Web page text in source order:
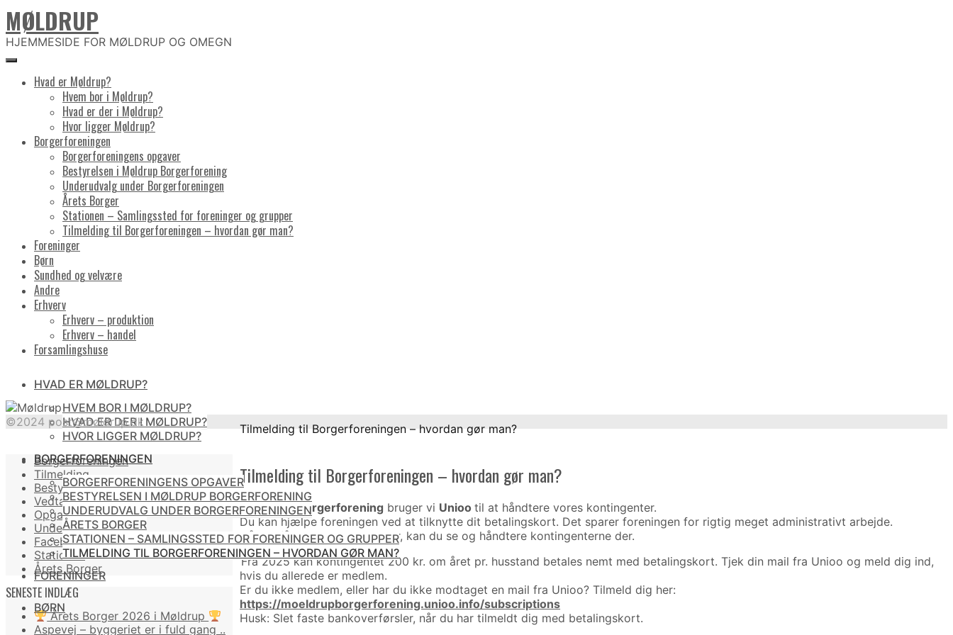
Skip
to
content
MØLDRUP
HJEMMESIDE FOR MØLDRUP OG OMEGN
Hvad er Møldrup?
Hvem bor i Møldrup?
Hvad er der i Møldrup?
Hvor ligger Møldrup?
Borgerforeningen
Borgerforeningens opgaver
Bestyrelsen i Møldrup Borgerforening
Underudvalg under Borgerforeningen
Årets Borger
Stationen – Samlingssted for foreninger og grupper
Tilmelding til Borgerforeningen – hvordan gør man?
Foreninger
Børn
Sundhed og velvære
Andre
Erhverv
Erhverv – produktion
Erhverv – handel
Forsamlingshuse
HVAD ER MØLDRUP?
HVEM BOR I MØLDRUP?
HVAD ER DER I MØLDRUP?
HVOR LIGGER MØLDRUP?
BORGERFORENINGEN
BORGERFORENINGENS OPGAVER
BESTYRELSEN I MØLDRUP BORGERFORENING
UNDERUDVALG UNDER BORGERFORENINGEN
ÅRETS BORGER
STATIONEN – SAMLINGSSTED FOR FORENINGER OG GRUPPER
TILMELDING TIL BORGERFORENINGEN – HVORDAN GØR MAN?
FORENINGER
BØRN
Home
Tilmelding til Borgerforeningen – hvordan gør man?
Tilmelding til Borgerforeningen – hvordan gør man?
IMøldrup Borgerforeningbruger vi Unioo til at håndtere vores kontingenter.
Du kan hjælpe foreningen ved at tilknytte dit betalingskort. Det sparer foreningen for rigtig meget administrativt arbejde.
Når du får oprettet din bruger, kan du se og håndtere kontingenterne der.
Fra 2025 kan kontingentet 200 kr. om året pr. husstand betales nemt med betalingskort. Tjek din mail fra Unioo og meld dig ind,
hvis du allerede er medlem.
Er du ikke medlem, eller har du ikke modtaget en mail fra Unioo? Tilmeld dig her:
https://moeldrupborgerforening.unioo.info/subscriptions
Husk: Slet faste bankoverførsler, når du har tilmeldt dig med betalingskort.
Borgerforeningen
Tilmelding
Bestyrelsen
Vedtægter
Opgaver
Underudvalg
Facebookside
Stationen
Årets Borger
SENESTE INDLÆG
Årets Borger 2026 i Møldrup
Aspevej – byggeriet er i fuld gang ..
©2024 post@møldrup.dk
Top